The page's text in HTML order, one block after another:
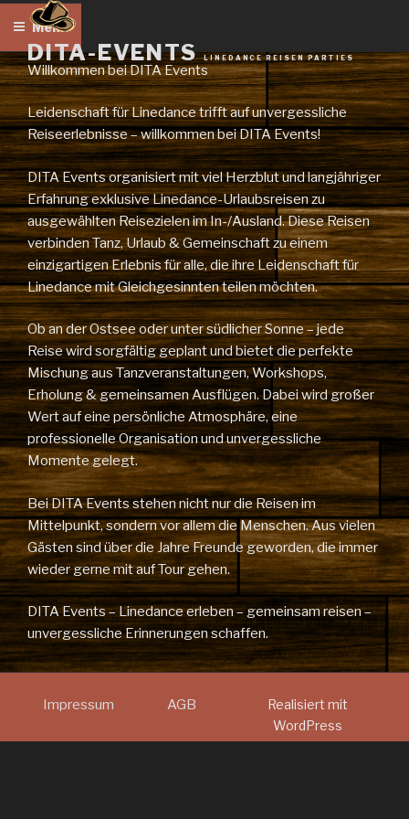
Inhalt
springenDITA-EVENTSLINEDANCE REISEN PARTIES
Menü
Willkommen bei DITA Events
Leidenschaft für Linedance trifft auf unvergessliche
Reiseerlebnisse – willkommen bei DITA Events!
DITA Events organisiert mit viel Herzblut und langjähriger
Erfahrung exklusive Linedance-Urlaubsreisen zu
ausgewählten Reisezielen im In-/Ausland. Diese Reisen
verbinden Tanz, Urlaub & Gemeinschaft zu einem
einzigartigen Erlebnis für alle, die ihre Leidenschaft für
Linedance mit Gleichgesinnten teilen möchten.
Ob an der Ostsee oder unter südlicher Sonne – jede
Reise wird sorgfältig geplant und bietet die perfekte
Mischung aus Tanzveranstaltungen, Workshops,
Erholung & gemeinsamen Ausflügen. Dabei wird großer
Wert auf eine persönliche Atmosphäre, eine
professionelle Organisation und unvergessliche
Momente gelegt.
Bei DITA Events stehen nicht nur die Reisen im
Mittelpunkt, sondern vor allem die Menschen. Aus vielen
Gästen sind über die Jahre Freunde geworden, die immer
wieder gerne mit auf Tour gehen.
DITA Events – Linedance erleben – gemeinsam reisen –
unvergessliche Erinnerungen schaffen.
Impressum AGB
Realisiert mit
WordPress